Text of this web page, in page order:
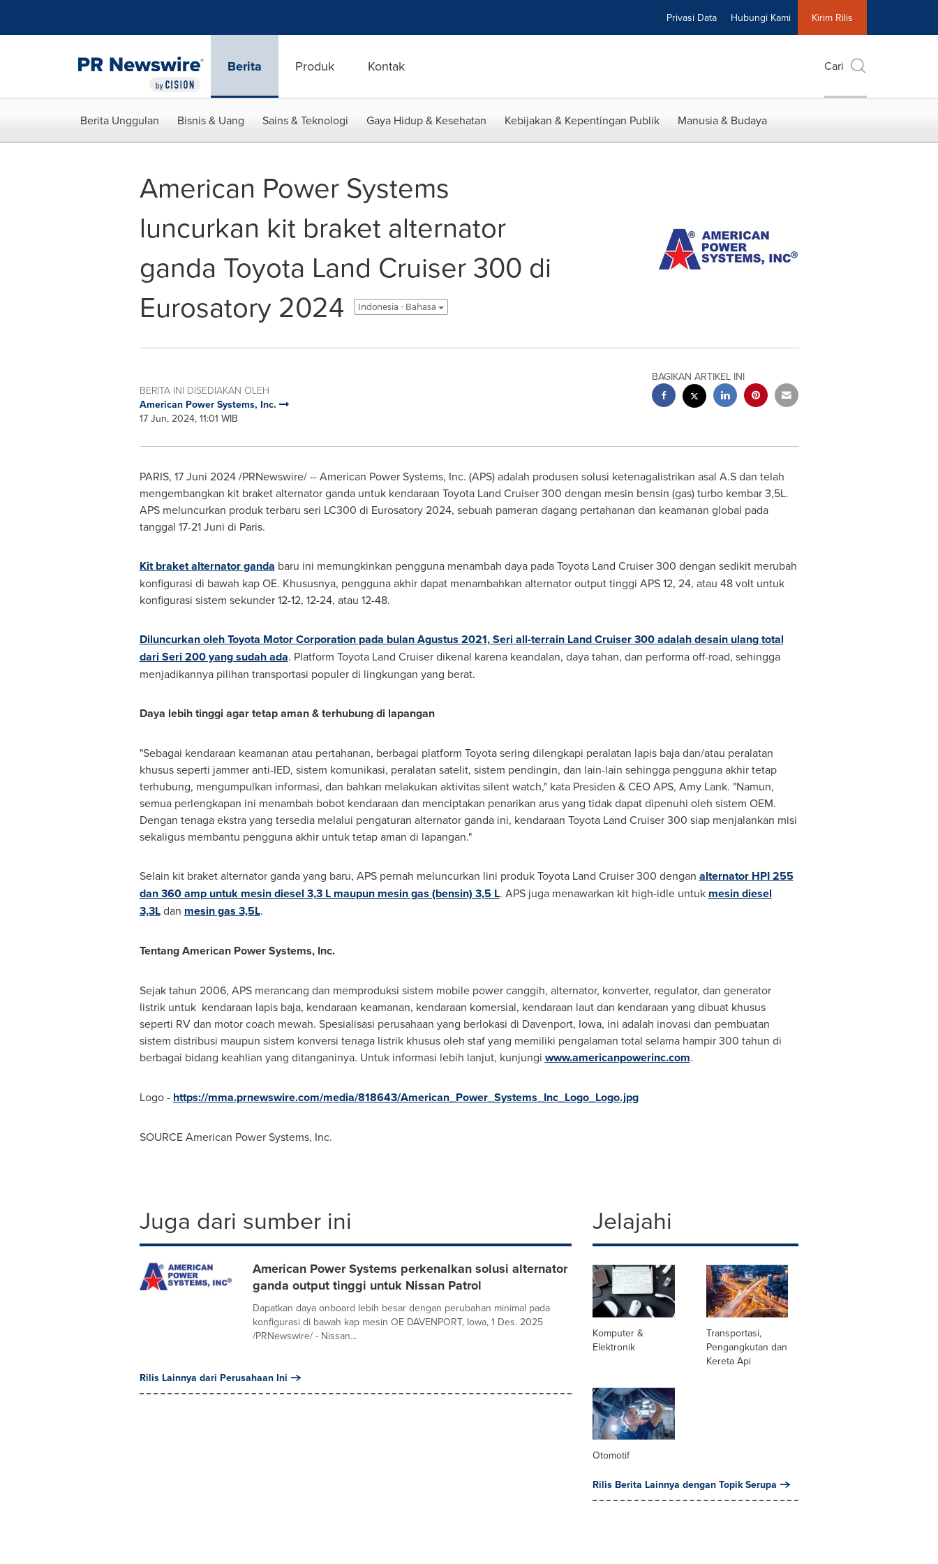
Privasi Data Hubungi Kami Kirim Rilis
Berita Produk Kontak Cari
Berita Unggulan Bisnis & Uang Sains & Teknologi Gaya Hidup & Kesehatan Kebijakan & Kepentingan Publik Manusia & Budaya
American Power Systems
luncurkan kit braket alternator
ganda Toyota Land Cruiser 300 di
Eurosatory 2024
Indonesia - Bahasa
BERITA INI DISEDIAKAN OLEH
American Power Systems, Inc.
17 Jun, 2024, 11:01 WIB
BAGIKAN ARTIKEL INI
PARIS, 17 Juni 2024/PRNewswire/ -- American Power Systems, Inc. (APS) adalah produsen solusi ketenagalistrikan asal A.S dan telah
mengembangkan kit braket alternator ganda untuk kendaraan Toyota Land Cruiser 300 dengan mesin bensin (gas) turbo kembar 3,5L.
APS meluncurkan produk terbaru seri LC300 di Eurosatory 2024, sebuah pameran dagang pertahanan dan keamanan global pada
tanggal 17-21Juni di Paris.
Kit braket alternator ganda baru ini memungkinkan pengguna menambah daya pada Toyota Land Cruiser 300 dengan sedikit merubah
konfigurasi di bawah kap OE. Khususnya, pengguna akhir dapat menambahkan alternator output tinggi APS 12, 24, atau 48 volt untuk
konfigurasi sistem sekunder 12-12, 12-24, atau 12-48.
Diluncurkan oleh Toyota Motor Corporation pada bulan Agustus 2021, Seri all-terrain Land Cruiser 300 adalah desain ulang total
dari Seri 200 yang sudah ada. Platform Toyota Land Cruiser dikenal karena keandalan, daya tahan, dan performa off-road, sehingga
menjadikannya pilihan transportasi populer di lingkungan yang berat.
Daya lebih tinggi agar tetap aman & terhubung di lapangan
"Sebagai kendaraan keamanan atau pertahanan, berbagai platform Toyota sering dilengkapi peralatan lapis baja dan/atau peralatan
khusus seperti jammer anti-IED, sistem komunikasi, peralatan satelit, sistem pendingin, dan lain-lain sehingga pengguna akhir tetap
terhubung, mengumpulkan informasi, dan bahkan melakukan aktivitas silent watch," kata Presiden & CEO APS, Amy Lank. "Namun,
semua perlengkapan ini menambah bobot kendaraan dan menciptakan penarikan arus yang tidak dapat dipenuhi oleh sistem OEM.
Dengan tenaga ekstra yang tersedia melalui pengaturan alternator ganda ini, kendaraan Toyota Land Cruiser 300 siap menjalankan misi
sekaligus membantu pengguna akhir untuk tetap aman di lapangan."
Selain kit braket alternator ganda yang baru, APS pernah meluncurkan lini produk Toyota Land Cruiser 300 dengan alternator HPI 255
dan 360 amp untuk mesin diesel 3,3 L maupun mesin gas (bensin) 3,5 L. APS juga menawarkan kit high-idle untuk mesin diesel
3,3Ldan mesin gas 3,5L.
Tentang American Power Systems, Inc.
Sejak tahun 2006, APS merancang dan memproduksi sistem mobile power canggih, alternator, konverter, regulator, dan generator
listrik untuk kendaraan lapis baja, kendaraan keamanan, kendaraan komersial, kendaraan laut dan kendaraan yang dibuat khusus
seperti RV dan motor coach mewah. Spesialisasi perusahaan yang berlokasi di Davenport, Iowa, ini adalah inovasi dan pembuatan
sistem distribusi maupun sistem konversi tenaga listrik khusus oleh staf yang memiliki pengalaman total selama hampir 300 tahun di
berbagai bidang keahlian yang ditanganinya. Untuk informasi lebih lanjut, kunjungi www.americanpowerinc.com.
Logo - https://mma.prnewswire.com/media/818643/American_Power_Systems_Inc_Logo_Logo.jpg
SOURCE American Power Systems, Inc.
Juga dari sumber ini
American Power Systems perkenalkan solusi alternator
ganda output tinggi untuk Nissan Patrol
Dapatkan daya onboard lebih besar dengan perubahan minimal pada
konfigurasi di bawah kap mesin OE DAVENPORT, Iowa, 1 Des. 2025
/PRNewswire/ - Nissan...
Rilis Lainnya dari Perusahaan Ini
Jelajahi
Komputer &
Elektronik
Transportasi,
Pengangkutan dan
Kereta Api
Otomotif
Rilis Berita Lainnya dengan Topik Serupa